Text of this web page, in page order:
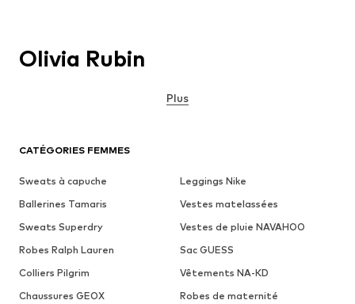
CATÉGORIES FEMMES
Sweats à capuche
Leggings Nike
Ballerines Tamaris
Vestes matelassées
Sweats Superdry
Vestes de pluie NAVAHOO
Robes Ralph Lauren
Sac GUESS
Colliers Pilgrim
Vêtements NA-KD
Chaussures GEOX
Robes de maternité
Olivia Rubin
Plus